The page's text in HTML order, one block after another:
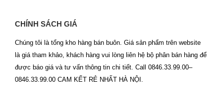
CHÍNH SÁCH GIÁ
Chúng tôi là tổng kho hàng bán buôn. Giá sản phẩm trên website
là giá tham khảo, khách hàng vui lòng liên hệ bộ phân bán hàng để
được báo giá và tư vấn thông tin chi tiết. Call 0846.33.99.00–
0846.33.99.00 CAM KẾT RẺ NHẤT HÀ NỘI.